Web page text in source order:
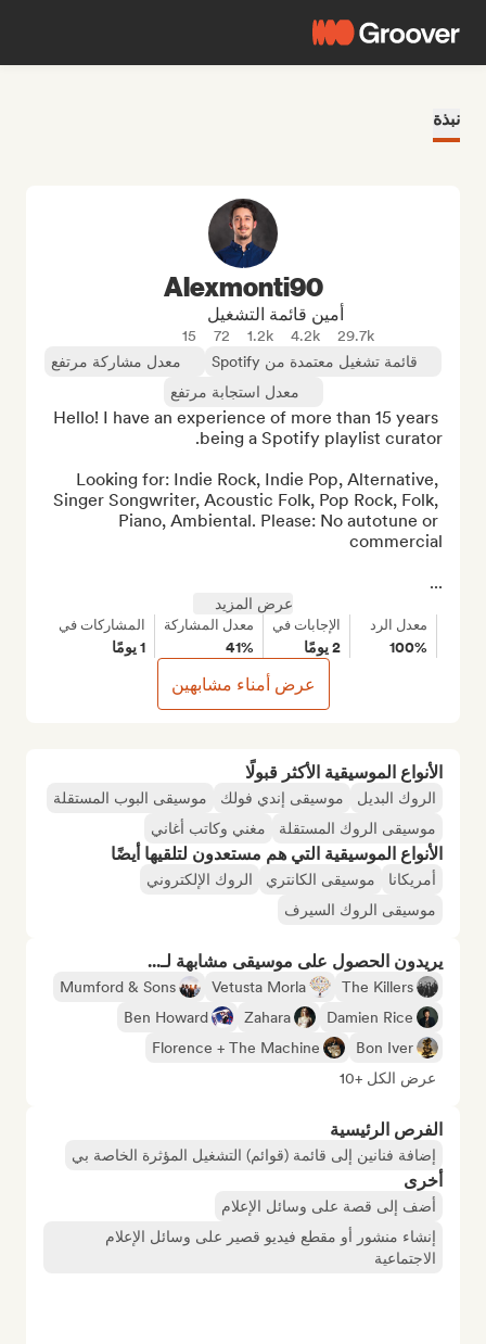
نبذة
الأنواع الموسيقية الأكثر قبولًا
الروك البديل موسيقى إندي فولك
موسيقى البوب المستقلة
موسيقى الروك المستقلة
مغني وكاتب أغاني
الأنواع الموسيقية التي هم مستعدون لتلقيها أيضًا
أمريكانا موسيقى الكانتري
الروك الإلكتروني
موسيقى الروك السيرف
يريدون الحصول على موسيقى مشابهة لـ...
The Killers
Vetusta Morla
Mumford & Sons
Damien Rice
Zahara
Ben Howard
Bon Iver
Florence + The Machine
عرض الكل +10
الفرص الرئيسية
إضافة فنانين إلى قائمة (قوائم) التشغيل المؤثرة الخاصة بي
أخرى
أضف إلى قصة على وسائل الإعلام
إنشاء منشور أو مقطع فيديو قصير على وسائل الإعلام
الاجتماعية
Alexmonti90
أمين قائمة التشغيل
29.7k
4.2k
1.2k
72
15
قائمة تشغيل معتمدة من Spotify
معدل مشاركة مرتفع
معدل استجابة مرتفع
Hello! I have an experience of more than 15 years
Looking for: Indie Rock, Indie Pop, Alternative,
Singer Songwriter, Acoustic Folk, Pop Rock, Folk,
Piano, Ambiental. Please: No autotune or
...
عرض المزيد
معدل الرد
100%
الإجابات في
2 يومًا
معدل المشاركة
41%
المشاركات في
1 يومًا
عرض أمناء مشابهين